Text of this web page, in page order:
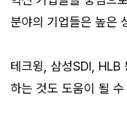
분야의 기업들은 높은
테크윙, 삼성SDI, HLB
하는 것도 도움이 될 수